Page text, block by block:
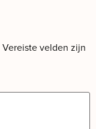
Vereiste velden zijn